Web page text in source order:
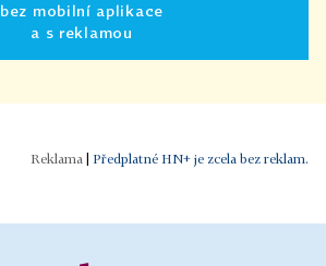
bez mobilní aplikace
a s reklamou
Předplatné HN+ je zcela bez reklam.